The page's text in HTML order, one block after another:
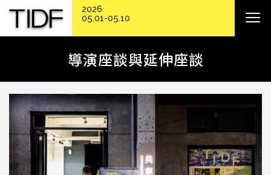
導演座談與延伸座談
2026
05.01-05.10